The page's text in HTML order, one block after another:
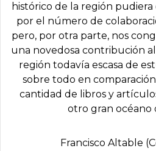
histórico de la región
por el número de
pero, por otra parte, nos
una novedosa contribución
región todavía escasa de
sobre todo en
cantidad de libros y
otro gran océano
Francisco Altable